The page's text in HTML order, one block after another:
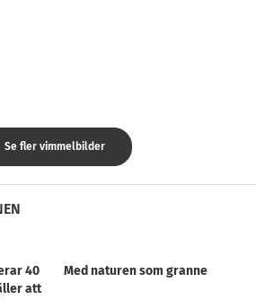
Se fler vimmelbilder
40
att
Med naturen som granne